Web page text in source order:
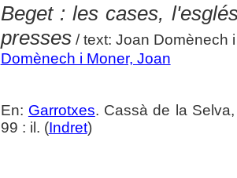
Beget : les cases,
presses/ text: Joan Domènech
Domènech i Moner, Joan
En: Garrotxes. Cassà de la
99 : il. (Indret)